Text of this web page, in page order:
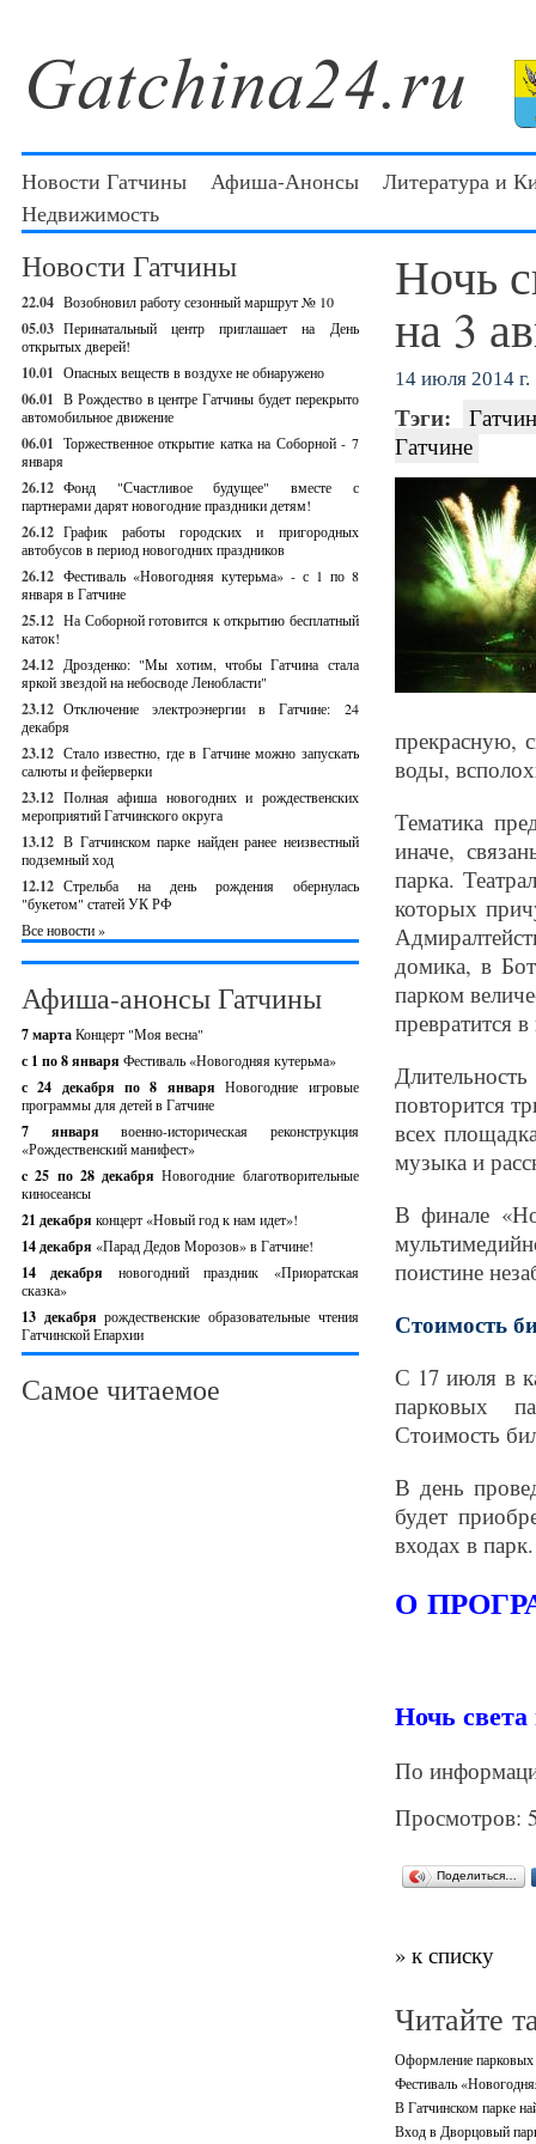
Новости Гатчины Афиша-Анонсы
Литература и
Недвижимость
Новости Гатчины
22.04 Возобновил работу сезонный маршрут № 10
05.03 Перинатальный центр приглашает на День
открытых дверей!
10.01 Опасных веществ в воздухе не обнаружено
06.01 В Рождество в центре Гатчины будет перекрыто
автомобильное движение
06.01 Торжественное открытие катка на Соборной - 7
января
26.12 Фонд "Счастливое будущее" вместе с
партнерами дарят новогодние праздники детям!
26.12 График работы городских и пригородных
автобусов в период новогодних праздников
26.12 Фестиваль «Новогодняя кутерьма» - с 1 по 8
января в Гатчине
25.12 На Соборной готовится к открытию бесплатный
каток!
24.12 Дрозденко: "Мы хотим, чтобы Гатчина стала
яркой звездой на небосводе Ленобласти"
23.12 Отключение электроэнергии в Гатчине: 24
декабря
23.12 Стало известно, где в Гатчине можно запускать
салюты и фейерверки
23.12 Полная афиша новогодних и рождественских
мероприятий Гатчинского округа
13.12 В Гатчинском парке найден ранее неизвестный
подземный ход
12.12 Стрельба на день рождения обернулась
"букетом" статей УК РФ
Все новости »
Афиша-анонсы Гатчины
7 мартаКонцерт "Моя весна"
с 1 по 8 января Фестиваль «Новогодняя кутерьма»
с 24 декабря по 8 январяНовогодние игровые
программы для детей в Гатчине
7 январявоенно-историческая реконструкция
«Рождественский манифест»
c 25 по 28 декабряНовогодние благотворительные
киносеансы
21 декабря концерт «Новый год к нам идет»!
14 декабря «Парад Дедов Морозов» в Гатчине!
14 декабря новогодний праздник «Приоратская
сказка»
13 декабрярождественские образовательные чтения
Гатчинской Епархии
Самое читаемое
Ночь
на 3
14 июля 2014 г.
Тэги:
Гатчине
прекрасную,
воды,
Тематика
иначе,
парка.
которых
домика, в
парком
превратится
повторится
всех
музыка и
В финале
поистине
Стоимость
С 17 июля в
парковых
Стоимость
В день
будет
входах в парк.
О
Ночь
По
Просмотров:
Поделиться…
» к списку
Читайте
Оформление парковых
Фестиваль
В Гатчинском парке
Вход в Дворцовый